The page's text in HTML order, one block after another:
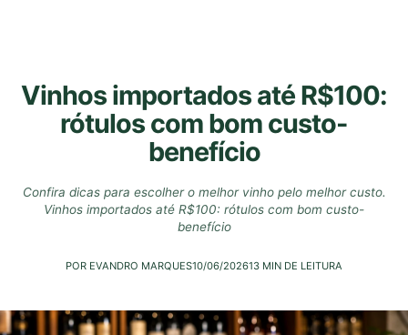
Vinhos importados até R$100:
rótulos com bom custo-
benefício
Confira dicas para escolher o melhor vinho pelo melhor custo.
Vinhos importados até R$100: rótulos com bom custo-
benefício
POR EVANDRO MARQUES10/06/202613 MIN DE LEITURA